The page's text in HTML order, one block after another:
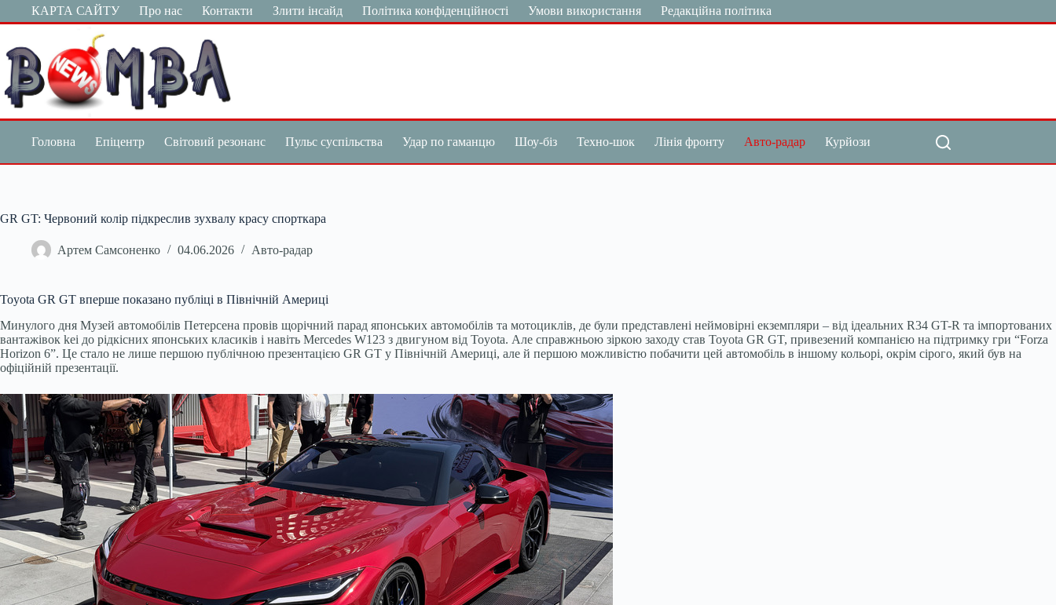
Перейти
до
КАРТА САЙТУ Про нас Контакти Злити інсайд Політика конфіденційності Умови використання Редакційна політика
Головна Епіцентр Світовий резонанс Пульс суспільства Удар по гаманцю Шоу-біз Техно-шок Лінія фронту Авто-радар Курйози
GR GT: Червоний колір підкреслив зухвалу красу спорткара
Артем Самсоненко 04.06.2026 Авто-радар
Toyota GR GT вперше показано публіці в Північній Америці
Минулого дня Музей автомобілів Петерсена провів щорічний парад японських автомобілів та мотоциклів, де були представлені неймовірні екземпляри – від ідеальних R34 GT-R та імпортованих
вантажівок kei до рідкісних японських класиків і навіть Mercedes W123 з двигуном від Toyota. Але справжньою зіркою заходу став Toyota GR GT, привезений компанією на підтримку гри “Forza
Horizon 6”. Це стало не лише першою публічною презентацією GR GT у Північній Америці, але й першою можливістю побачити цей автомобіль в іншому кольорі, окрім сірого, який був на
офіційній презентації.